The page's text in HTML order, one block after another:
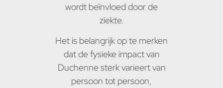
wordt beïnvloed door de
ziekte.
Het is belangrijk op te merken
dat de fysieke impact van
Duchenne sterk varieert van
persoon tot persoon,